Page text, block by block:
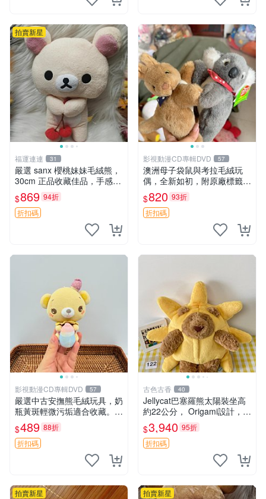
拍賣新星
福運連連 31
嚴選 sanx 櫻桃妹妹毛絨熊，
30cm 正品收藏佳品，手感極
軟，適合贈送與收藏 櫻桃妹
妹、sanx、毛絨熊
$869 94折
折扣碼
影視動漫CD專輯DVD 57
澳洲母子袋鼠與考拉毛絨玩
偶，全新如初，附原廠標籤，
手感極軟，適合贈送親朋好
友。袋鼠與考拉正版，精緻尺
寸，適合作為收藏或家飾擺
設，增添暖意。 母子、袋
$820 93折
折扣碼
影視動漫CD專輯DVD 57
嚴選中古安撫熊毛絨玩具，奶
瓶黃斑輕微污垢適合收藏。默
認兩日發貨，全國快遞隨機派
送。 成色如圖可放心購買，
輕微瑕疵和臟污不影響使用。
安撫熊 中古玩偶 毛
$489 88折
折扣碼
古色古香 40
Jellycat巴塞羅熊太陽裝坐高
約22公分， Origami設計，來
自越南。嚴選 Recommendat
ion！巴塞羅、 Origami熊、J
elly
$3,940 95折
折扣碼
拍賣新星 拍賣新星